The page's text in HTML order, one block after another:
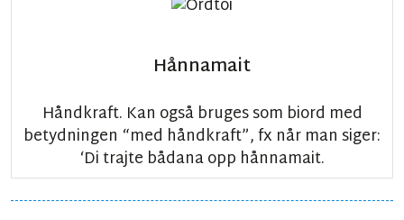
Hånnamait
Håndkraft. Kan også bruges som biord med
betydningen “med håndkraft”, fx når man siger:
‘Di trajte bådana opp hånnamait.